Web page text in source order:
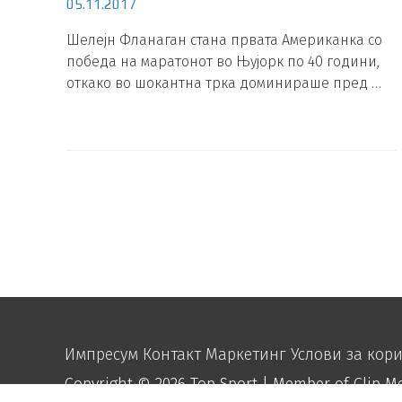
05.11.2017
Шелејн Фланаган стана првата Американка со
победа на маратонот во Њујорк по 40 години,
откако во шокантна трка доминираше пред …
Импресум Контакт Маркетинг Услови за
Copyright © 2026Top Sport| Member of Clip